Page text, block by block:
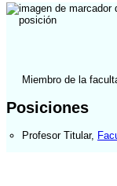
Miembro de la
Posiciones
Profesor Titular,